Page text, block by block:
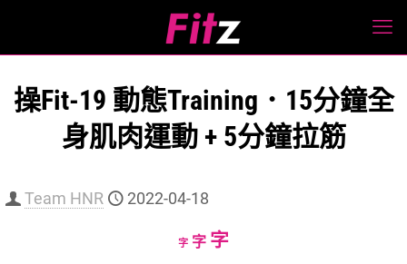
操Fit-19 動態Training．15分鐘全
身肌肉運動 + 5分鐘拉筋
Team HNR 2022-04-18
字Decrease
字Reset
字Increase